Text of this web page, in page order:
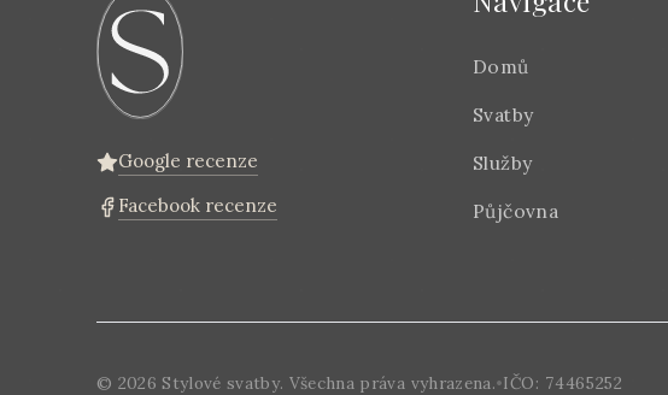
Google recenze
Facebook recenze
Domů
Svatby
Služby
Půjčovna
© 2026 Stylové svatby. Všechna práva vyhrazena.•IČO: 74465252